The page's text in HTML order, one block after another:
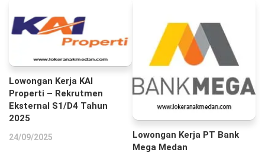
Lowongan Kerja KAI
Properti – Rekrutmen
Eksternal S1/D4 Tahun
2025
24/09/2025
Lowongan Kerja PT Bank
Mega Medan